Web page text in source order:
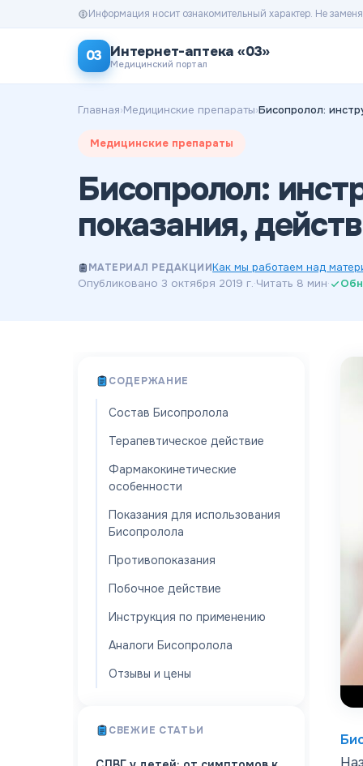
Информация носит ознакомительный характер. Не
03 Интернет-аптека «03»
Медицинский портал
Главная›Медицинские препараты›
Медицинские препараты
Бисопролол:
показания,
МАТЕРИАЛ РЕДАКЦИИКак мы работаем над
Опубликовано 3 октября 2019 г.·Читать 8 мин·
СОДЕРЖАНИЕ
Состав Бисопролола
Терапевтическое действие
Фармакокинетические
особенности
Показания для использования
Бисопролола
Противопоказания
Побочное действие
Инструкция по применению
Аналоги Бисопролола
Отзывы и цены
СВЕЖИЕ СТАТЬИ